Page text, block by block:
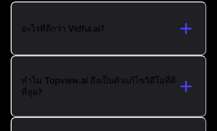
อะไรที่ดีกว่า Vidful.ai?
ทำไม Topview.ai ถึงเป็นตัวแก้ไขวิดีโอที่ดี
ที่สุด?